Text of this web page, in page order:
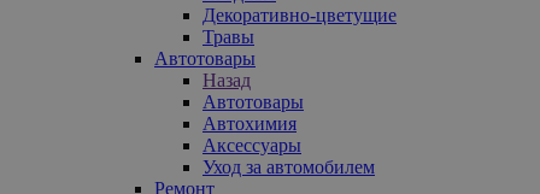
Декоративно-цветущие
Травы
Автотовары
Назад
Автотовары
Автохимия
Аксессуары
Уход за автомобилем
Ремонт